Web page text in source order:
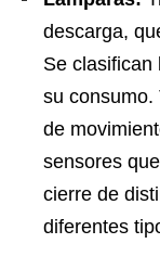
descarga,
Se clasifican
su consumo.
de
sensores
cierre de
diferentes